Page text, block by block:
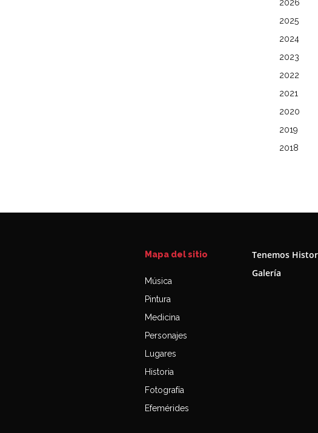
2026
2025
2024
2023
2022
2021
2020
2019
2018
Mapa del sitio
Música
Pintura
Medicina
Personajes
Lugares
Historia
Fotografía
Efemérides
Tenemos
Galería